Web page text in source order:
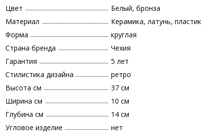
Цвет
Белый, бронза
Материал
Керамика, латунь, пластик
Форма
круглая
Страна бренда
Чехия
Гарантия
5 лет
Стилистика дизайна
ретро
Высота см
37 см
Ширина см
10 см
Глубина см
14 см
Угловое изделие
нет